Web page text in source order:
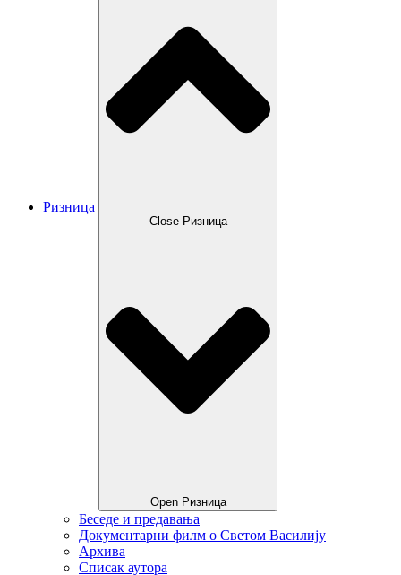
Ризница
Close Ризница
Open Ризница
Беседе и предавања
Документарни филм о Светом Василију
Архива
Списак аутора